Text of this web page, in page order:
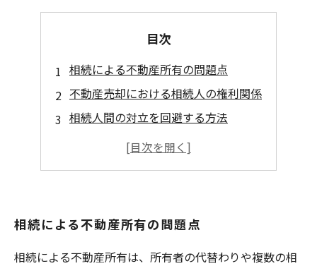
目次
相続による不動産所有の問題点
不動産売却における相続人の権利関係
相続人間の対立を回避する方法
適切な手続きによる相続財産の分割
相続による不動産所有の問題点
相続による不動産所有は、所有者の代替わりや複数の相